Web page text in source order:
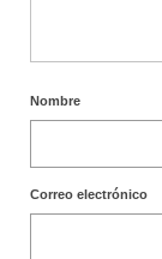
Nombre
Correo electrónico